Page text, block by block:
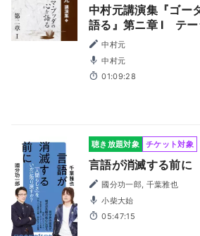
中村元講演集『ゴー
語る』第ニ章 I テー
ーガーター ―仏弟子
―
中村元
中村元
01:09:28
聴き放題対象 チケット対象
言語が消滅する前に
國分功一郎, 千葉雅也
小柴大始
05:47:15